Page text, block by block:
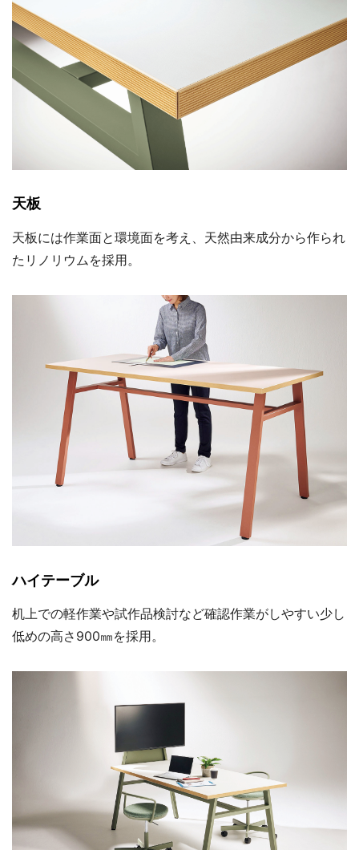
天板
天板には作業面と環境面を考え、天然由来成分から作られ
たリノリウムを採用。
ハイテーブル
机上での軽作業や試作品検討など確認作業がしやすい少し
低めの高さ900㎜を採用。